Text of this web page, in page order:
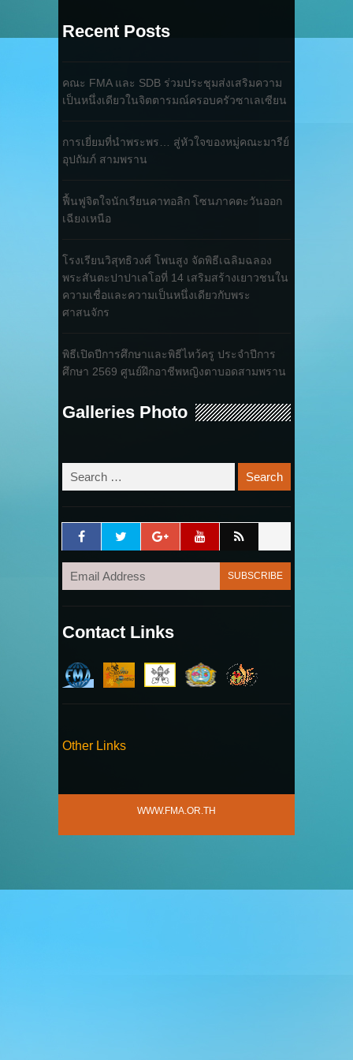
Recent Posts
คณะ FMA และ SDB ร่วมประชุมส่งเสริมความ
เป็นหนึ่งเดียวในจิตตารมณ์ครอบครัวซาเลเซียน
การเยี่ยมที่นำพระพร… สู่หัวใจของหมู่คณะมารีย์
อุปถัมภ์ สามพราน
ฟื้นฟูจิตใจนักเรียนคาทอลิก โซนภาคตะวันออก
เฉียงเหนือ
โรงเรียนวิสุทธิวงศ์ โพนสูง จัดพิธีเฉลิมฉลอง
พระสันตะปาปาเลโอที่ 14 เสริมสร้างเยาวชนใน
ความเชื่อและความเป็นหนึ่งเดียวกับพระ
ศาสนจักร
พิธีเปิดปีการศึกษาและพิธีไหว้ครู ประจำปีการ
ศึกษา 2569 ศูนย์ฝึกอาชีพหญิงตาบอดสามพราน
Galleries Photo
Contact Links
Other Links
WWW.FMA.OR.TH